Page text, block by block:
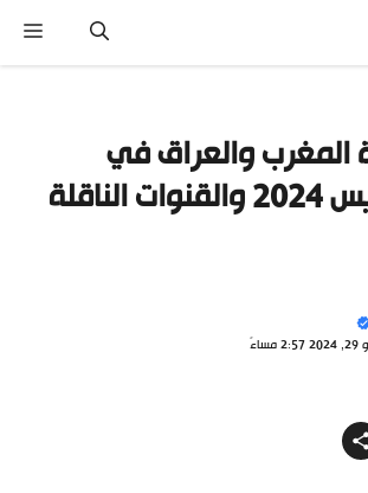
المغرب والعراق في